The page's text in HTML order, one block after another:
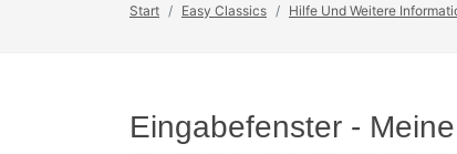
Start Easy Classics Hilfe Und Weitere
Eingabefenster -